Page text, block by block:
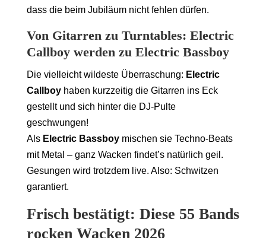
dass die beim Jubiläum nicht fehlen dürfen.
Von Gitarren zu Turntables: Electric
Callboy werden zu Electric Bassboy
Die vielleicht wildeste Überraschung: Electric
Callboyhaben kurzzeitig die Gitarren ins Eck
gestellt und sich hinter die DJ-Pulte
geschwungen!
Als Electric Bassboymischen sie Techno-Beats
mit Metal – ganz Wacken findet’s natürlich geil.
Gesungen wird trotzdem live. Also: Schwitzen
garantiert.
Frisch bestätigt: Diese 55 Bands
rocken Wacken 2026